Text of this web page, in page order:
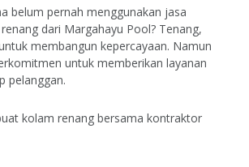
belum pernah menggunakan jasa
dari Margahayu Pool? Tenang,
membangun kepercayaan. Namun
untuk memberikan layanan
pelanggan.
kolam renang bersama kontraktor